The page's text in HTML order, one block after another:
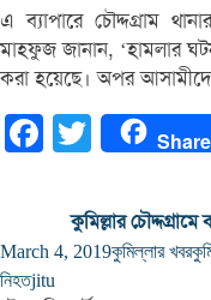
এ ব্যাপারে চৌদ্দগ্রাম
মাহফুজ জানান, ‘হামলার
করা হয়েছে। অপর
FacebookTwitter Share
কুমিল্লার
March 4, 2019কুমিল্লার খবর
নিহতjitu